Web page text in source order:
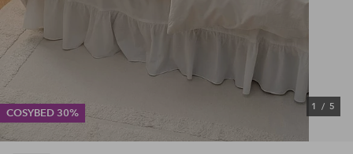
COSYBED 30%
1 / 5